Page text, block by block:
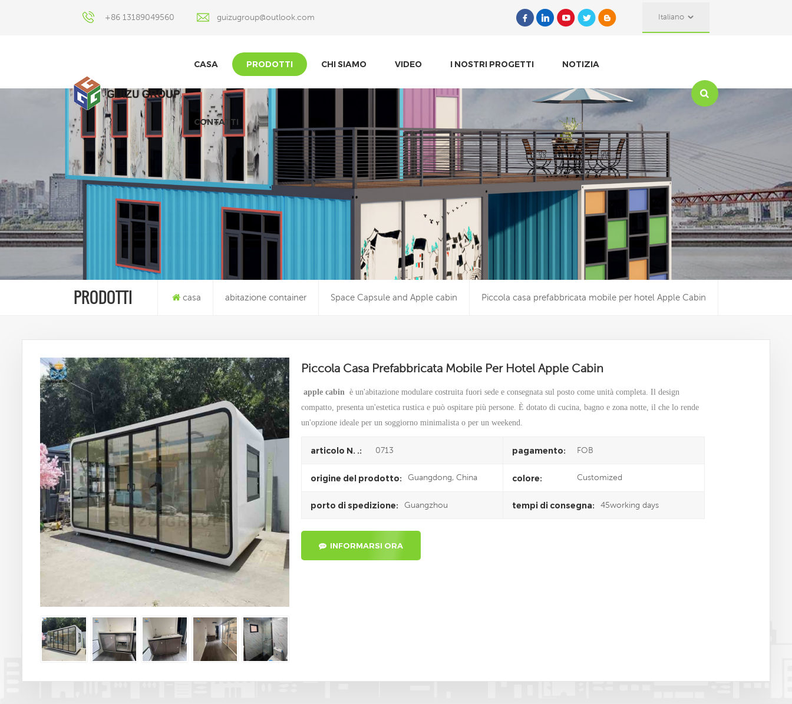
+86 13189049560 guizugroup@outlook.com Italiano
CASA PRODOTTI CHI SIAMO VIDEO I NOSTRI PROGETTI NOTIZIA
CONTATTI
PRODOTTI casa abitazione container Space Capsule and Apple cabin Piccola casa prefabbricata mobile per hotel Apple Cabin
Piccola Casa Prefabbricata Mobile Per Hotel Apple Cabin
apple cabin è un'abitazione modulare costruita fuori sede e consegnata sul posto come unità completa. Il design
compatto, presenta un'estetica rustica e può ospitare più persone. È dotato di cucina, bagno e zona notte, il che lo rende
un'opzione ideale per un soggiorno minimalista o per un weekend.
articolo N. .: 0713 pagamento: FOB
origine del prodotto: Guangdong, China colore: Customized
porto di spedizione: Guangzhou tempi di consegna: 45working days
INFORMARSI ORA